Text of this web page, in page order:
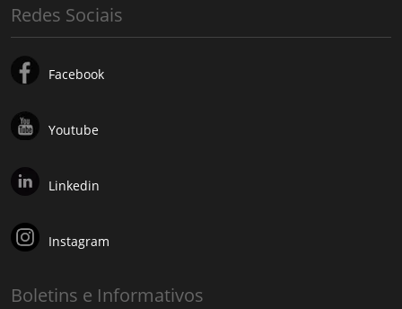
Redes Sociais
Facebook
Youtube
Linkedin
Instagram
Boletins e Informativos